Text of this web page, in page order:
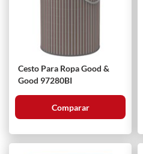
Cesto Para Ropa Good &
Good 97280BI
Comparar